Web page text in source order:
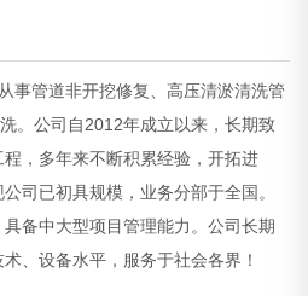
事管道非开挖修复、高压清淤清洗管
。公司自2012年成立以来，长期致
，多年来不断积累经验，开拓进
司已初具规模，业务分部于全国。
备中大型项目管理能力。公司长期
、设备水平，服务于社会各界！